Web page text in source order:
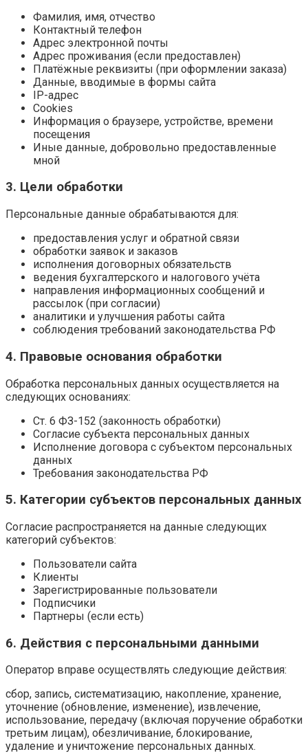
Фамилия, имя, отчество
Контактный телефон
Адрес электронной почты
Адрес проживания (если предоставлен)
Платёжные реквизиты (при оформлении заказа)
Данные, вводимые в формы сайта
IP-адрес
Cookies
Информация о браузере, устройстве, времени
посещения
Иные данные, добровольно предоставленные
мной
3. Цели обработки
Персональные данные обрабатываются для:
предоставления услуг и обратной связи
обработки заявок и заказов
исполнения договорных обязательств
ведения бухгалтерского и налогового учёта
направления информационных сообщений и
рассылок (при согласии)
аналитики и улучшения работы сайта
соблюдения требований законодательства РФ
4. Правовые основания обработки
Обработка персональных данных осуществляется на
следующих основаниях:
Ст. 6 ФЗ-152 (законность обработки)
Согласие субъекта персональных данных
Исполнение договора с субъектом персональных
данных
Требования законодательства РФ
5. Категории субъектов персональных данных
Согласие распространяется на данные следующих
категорий субъектов:
Пользователи сайта
Клиенты
Зарегистрированные пользователи
Подписчики
Партнеры (если есть)
6. Действия с персональными данными
Оператор вправе осуществлять следующие действия:
сбор, запись, систематизацию, накопление, хранение,
уточнение (обновление, изменение), извлечение,
использование, передачу (включая поручение обработки
третьим лицам), обезличивание, блокирование,
удаление и уничтожение персональных данных.